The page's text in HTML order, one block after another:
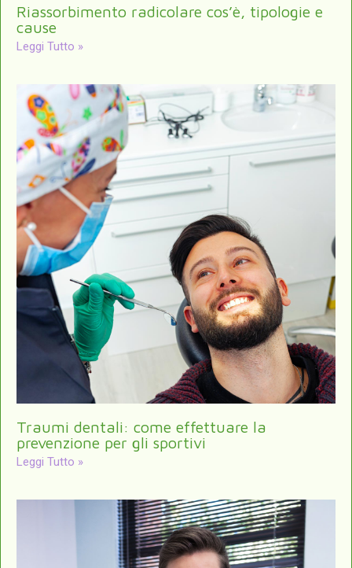
Riassorbimento radicolare cos’è, tipologie e
cause
Leggi Tutto »
Traumi dentali: come effettuare la
prevenzione per gli sportivi
Leggi Tutto »